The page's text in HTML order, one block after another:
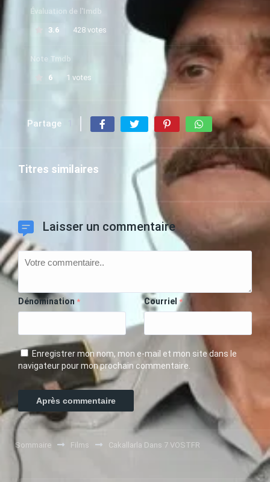
Évaluation de l'Imdb
3.6 428 votes
Note Tmdb
6 1 votes
Partage
Titres similaires
Laisser un commentaire
Dénomination * Courriel *
Enregistrer mon nom, mon e-mail et mon site dans le
navigateur pour mon prochain commentaire.
Sommaire Films Cakallarla Dans 7 VOSTFR